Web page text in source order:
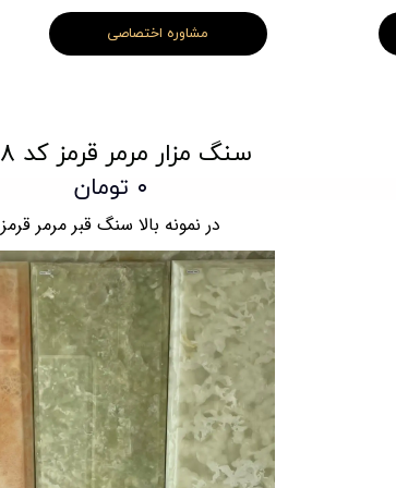
مشاوره اختصاصی
سنگ مزار مرمر قرمز کد 258
۰ تومان
در نمونه بالا سنگ قبر مرمر قرمز